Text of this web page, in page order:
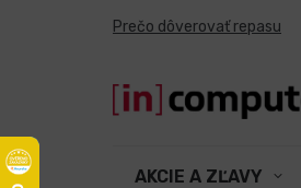
Prečo dôverovať repasu
AKCIE A ZĽAVY